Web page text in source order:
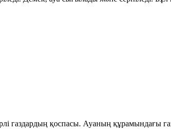
қоспасы. Ауаның құрамындағы